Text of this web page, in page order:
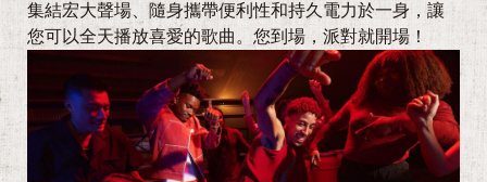
集結宏大聲場、隨身攜帶便利性和持久電力於一身，讓
您可以全天播放喜愛的歌曲。您到場，派對就開場！